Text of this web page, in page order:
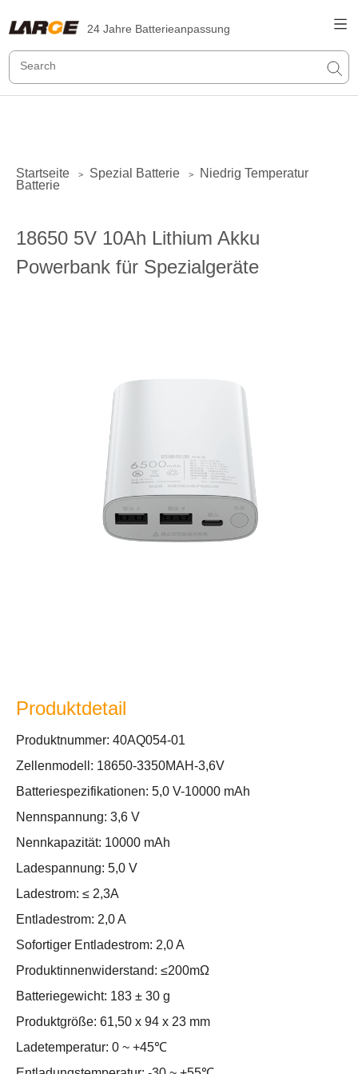
24 Jahre Batterieanpassung
Startseite > Spezial Batterie >
Niedrig Temperatur
Batterie
18650 5V 10Ah Lithium Akku
Powerbank für Spezialgeräte
Produktdetail
Produktnummer: 40AQ054-01
Zellenmodell: 18650-3350MAH-3,6V
Batteriespezifikationen: 5,0 V-10000 mAh
Nennspannung: 3,6 V
Nennkapazität: 10000 mAh
Ladespannung: 5,0 V
Ladestrom: ≤ 2,3A
Entladestrom: 2,0 A
Sofortiger Entladestrom: 2,0 A
Produktinnenwiderstand: ≤200mΩ
Batteriegewicht: 183 ± 30 g
Produktgröße: 61,50 x 94 x 23 mm
Ladetemperatur: 0 ~ +45℃